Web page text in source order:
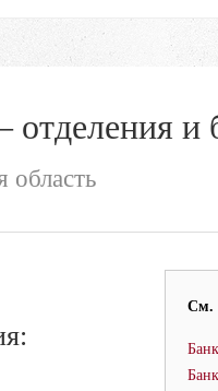
и
область
См.